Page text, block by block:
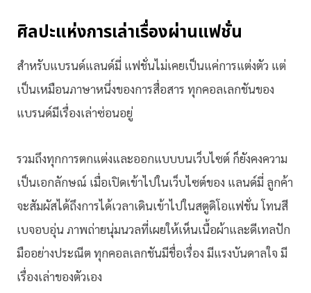
ศิลปะแห่งการเล่าเรื่องผ่านแฟชั่น
สำหรับแบรนด์แลนด์มี่ แฟชั่นไม่เคยเป็นแค่การแต่งตัว แต่
เป็นเหมือนภาษาหนึ่งของการสื่อสาร ทุกคอลเลกชันของ
แบรนด์มีเรื่องเล่าซ่อนอยู่
รวมถึงทุกการตกแต่งและออกแบบบนเว็บไซต์ ก็ยังคงความ
เป็นเอกลักษณ์ เมื่อเปิดเข้าไปในเว็บไซต์ของ แลนด์มี่ ลูกค้า
จะสัมผัสได้ถึงการได้เวลาเดินเข้าไปในสตูดิโอแฟชั่น โทนสี
เบจอบอุ่น ภาพถ่ายนุ่มนวลที่เผยให้เห็นเนื้อผ้าและดีเทลปัก
มืออย่างประณีต ทุกคอลเลกชันมีชื่อเรื่อง มีแรงบันดาลใจ มี
เรื่องเล่าของตัวเอง